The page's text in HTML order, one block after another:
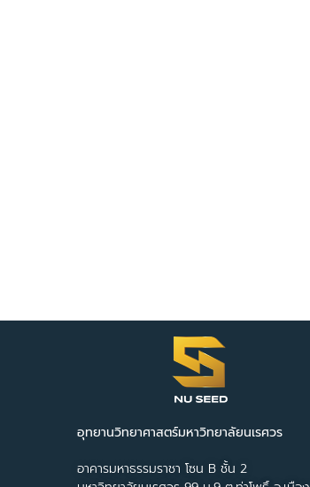
อุทยานวิทยาศาสตร์มหาวิทยาลัยนเรศวร
อาคารมหาธรรมราชา โซน B ชั้น 2